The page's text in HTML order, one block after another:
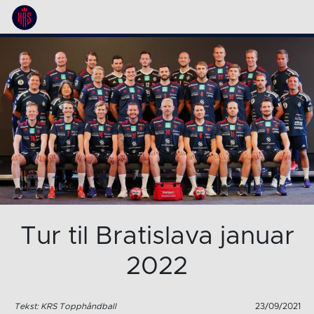
Tur til Bratislava januar
2022
Tekst: KRS Topphåndball 23/09/2021